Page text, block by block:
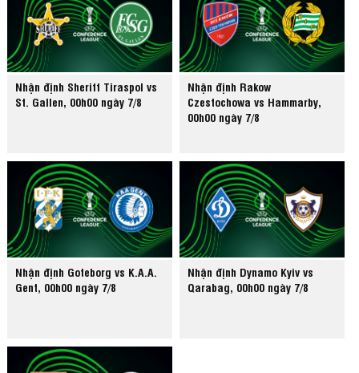
Nhận định Sheriff Tiraspol vs
St. Gallen, 00h00 ngày 7/8
Nhận định Rakow
Czestochowa vs Hammarby,
00h00 ngày 7/8
Nhận định Goteborg vs K.A.A.
Gent, 00h00 ngày 7/8
Nhận định Dynamo Kyiv vs
Qarabag, 00h00 ngày 7/8